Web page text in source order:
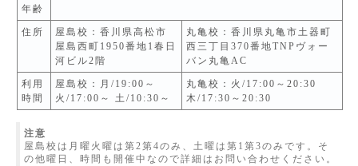
年齢
住所
屋島校：香川県高松市
屋島西町1950番地1春日
河ビル2階
丸亀校：香川県丸亀市土器町
西三丁目370番地TNPヴォー
バン丸亀AC
利用
時間
屋島校：月/19:00～
火/17:00～ 土/10:30～
丸亀校：火/17:00～20:30
木/17:30～20:30
注意
屋島校は月曜火曜は第2第4のみ、土曜は第1第3のみです。そ
の他曜日、時間も開催中なので詳細はお問い合わせください。